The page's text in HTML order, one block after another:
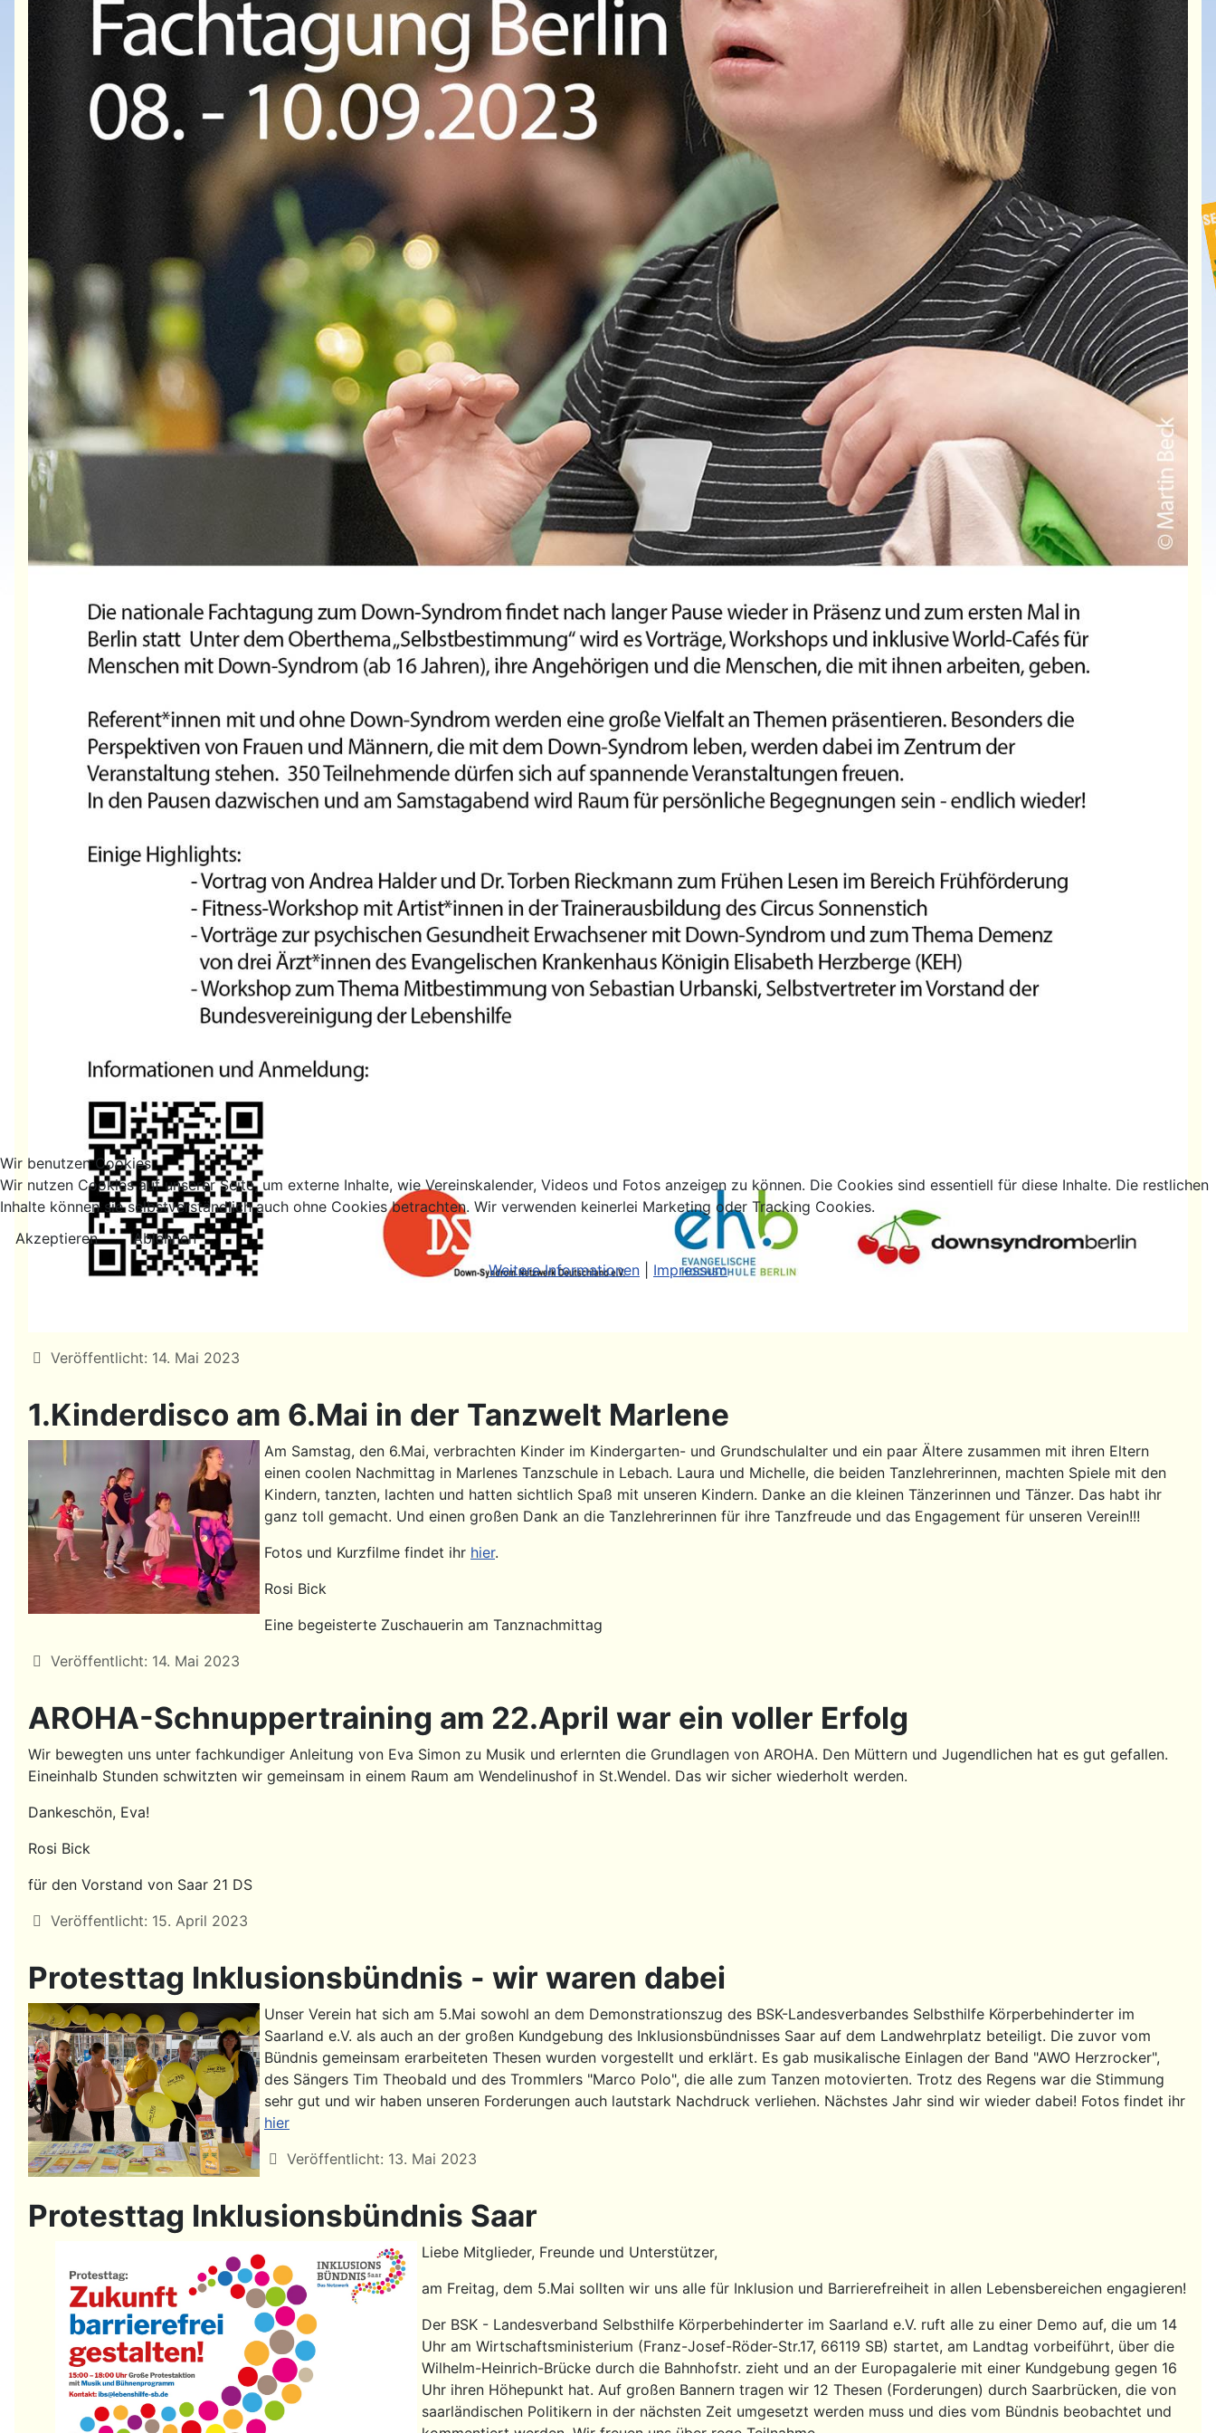
Details
Veröffentlicht: 14. Mai 2023
1.Kinderdisco am 6.Mai in der Tanzwelt Marlene
Am Samstag, den 6.Mai, verbrachten Kinder im Kindergarten- und Grundschulalter und ein paar Ältere zusammen mit ihren Eltern
einen coolen Nachmittag in Marlenes Tanzschule in Lebach. Laura und Michelle, die beiden Tanzlehrerinnen, machten Spiele mit den
Kindern, tanzten, lachten und hatten sichtlich Spaß mit unseren Kindern. Danke an die kleinen Tänzerinnen und Tänzer. Das habt ihr
ganz toll gemacht. Und einen großen Dank an die Tanzlehrerinnen für ihre Tanzfreude und das Engagement für unseren Verein!!!
Fotos und Kurzfilme findet ihr hier.
Rosi Bick
Eine begeisterte Zuschauerin am Tanznachmittag
Details
Veröffentlicht: 14. Mai 2023
AROHA-Schnuppertraining am 22.April war ein voller Erfolg
Wir bewegten uns unter fachkundiger Anleitung von Eva Simon zu Musik und erlernten die Grundlagen von AROHA. Den Müttern und Jugendlichen hat es gut gefallen.
Eineinhalb Stunden schwitzten wir gemeinsam in einem Raum am Wendelinushof in St.Wendel. Das wir sicher wiederholt werden.
Dankeschön, Eva!
Rosi Bick
für den Vorstand von Saar 21 DS
Details
Veröffentlicht: 15. April 2023
Protesttag Inklusionsbündnis - wir waren dabei
Unser Verein hat sich am 5.Mai sowohl an dem Demonstrationszug des BSK-Landesverbandes Selbsthilfe Körperbehinderter im
Saarland e.V. als auch an der großen Kundgebung des Inklusionsbündnisses Saar auf dem Landwehrplatz beteiligt. Die zuvor vom
Bündnis gemeinsam erarbeiteten Thesen wurden vorgestellt und erklärt. Es gab musikalische Einlagen der Band "AWO Herzrocker",
des Sängers Tim Theobald und des Trommlers "Marco Polo", die alle zum Tanzen motovierten. Trotz des Regens war die Stimmung
sehr gut und wir haben unseren Forderungen auch lautstark Nachdruck verliehen. Nächstes Jahr sind wir wieder dabei! Fotos findet ihr
hier
Details
Veröffentlicht: 13. Mai 2023
Protesttag Inklusionsbündnis Saar
Liebe Mitglieder, Freunde und Unterstützer,
am Freitag, dem 5.Mai sollten wir uns alle für Inklusion und Barrierefreiheit in allen Lebensbereichen engagieren!
Der BSK - Landesverband Selbsthilfe Körperbehinderter im Saarland e.V. ruft alle zu einer Demo auf, die um 14
Uhr am Wirtschaftsministerium (Franz-Josef-Röder-Str.17, 66119 SB) startet, am Landtag vorbeiführt, über die
Wilhelm-Heinrich-Brücke durch die Bahnhofstr. zieht und an der Europagalerie mit einer Kundgebung gegen 16
Uhr ihren Höhepunkt hat. Auf großen Bannern tragen wir 12 Thesen (Forderungen) durch Saarbrücken, die von
saarländischen Politikern in der nächsten Zeit umgesetzt werden muss und dies vom Bündnis beobachtet und
Wir benutzen Cookies
Wir nutzen Cookies auf unserer Seite, um externe Inhalte, wie Vereinskalender, Videos und Fotos anzeigen zu können. Die Cookies sind essentiell für diese Inhalte. Die restlichen
Inhalte können sie selbstverständlich auch ohne Cookies betrachten. Wir verwenden keinerlei Marketing oder Tracking Cookies.
Akzeptieren
Ablehnen
Weitere Informationen
Impressum